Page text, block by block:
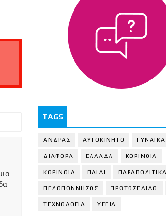
TAGS
ΑΝΔΡΑΣ ΑΥΤΟΚΙΝΗΤΟ ΓΥΝΑΙΚΑ
ΔΙΑΦΟΡΑ ΕΛΛΑΔΑ ΚΟΡΙΝΘΙΑ
ΚΟΡΙΝΘΙA ΠΑΙΔΙ ΠΑΡΑΠΟΛΙΤΙΚΑ
ΠΕΛΟΠΟΝΝΗΣΟΣ ΠΡΩΤΟΣΕΛΙΔΟ
ΤΕΧΝΟΛΟΓΙΑ ΥΓΕΙΑ